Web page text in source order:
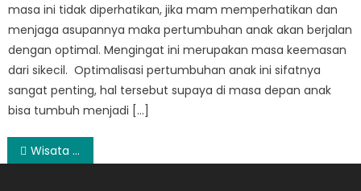
masa ini tidak diperhatikan, jika mam memperhatikan dan
menjaga asupannya maka pertumbuhan anak akan berjalan
dengan optimal. Mengingat ini merupakan masa keemasan
dari sikecil. Optimalisasi pertumbuhan anak ini sifatnya
sangat penting, hal tersebut supaya di masa depan anak
bisa tumbuh menjadi […]
Post
Wisata alam di kota Bandung